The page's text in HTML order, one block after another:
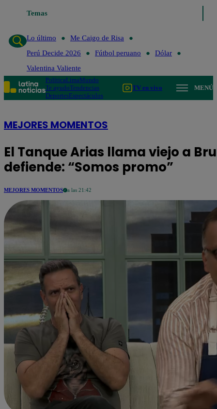
Temas
Lo último
Me Caigo de Risa
Perú Decide 2026
Fútbol peruano
Dólar
Valentina Valiente
PolíticaLimaMundo
Te ayudoTendencias
DeportesEspectáculos
TV en vivo MENÚ
MEJORES MOMENTOS
El Tanque Arias llama viejo a
defiende: “Somos promo”
MEJORES MOMENTOS a las 21:42